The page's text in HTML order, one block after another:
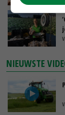
NIEUWSTE